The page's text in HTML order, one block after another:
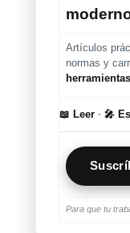
Artículos
normas y
📖 Leer · 🎤
Para que tu